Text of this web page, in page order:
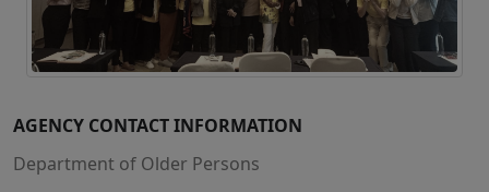
AGENCY CONTACT INFORMATION
Department of Older Persons